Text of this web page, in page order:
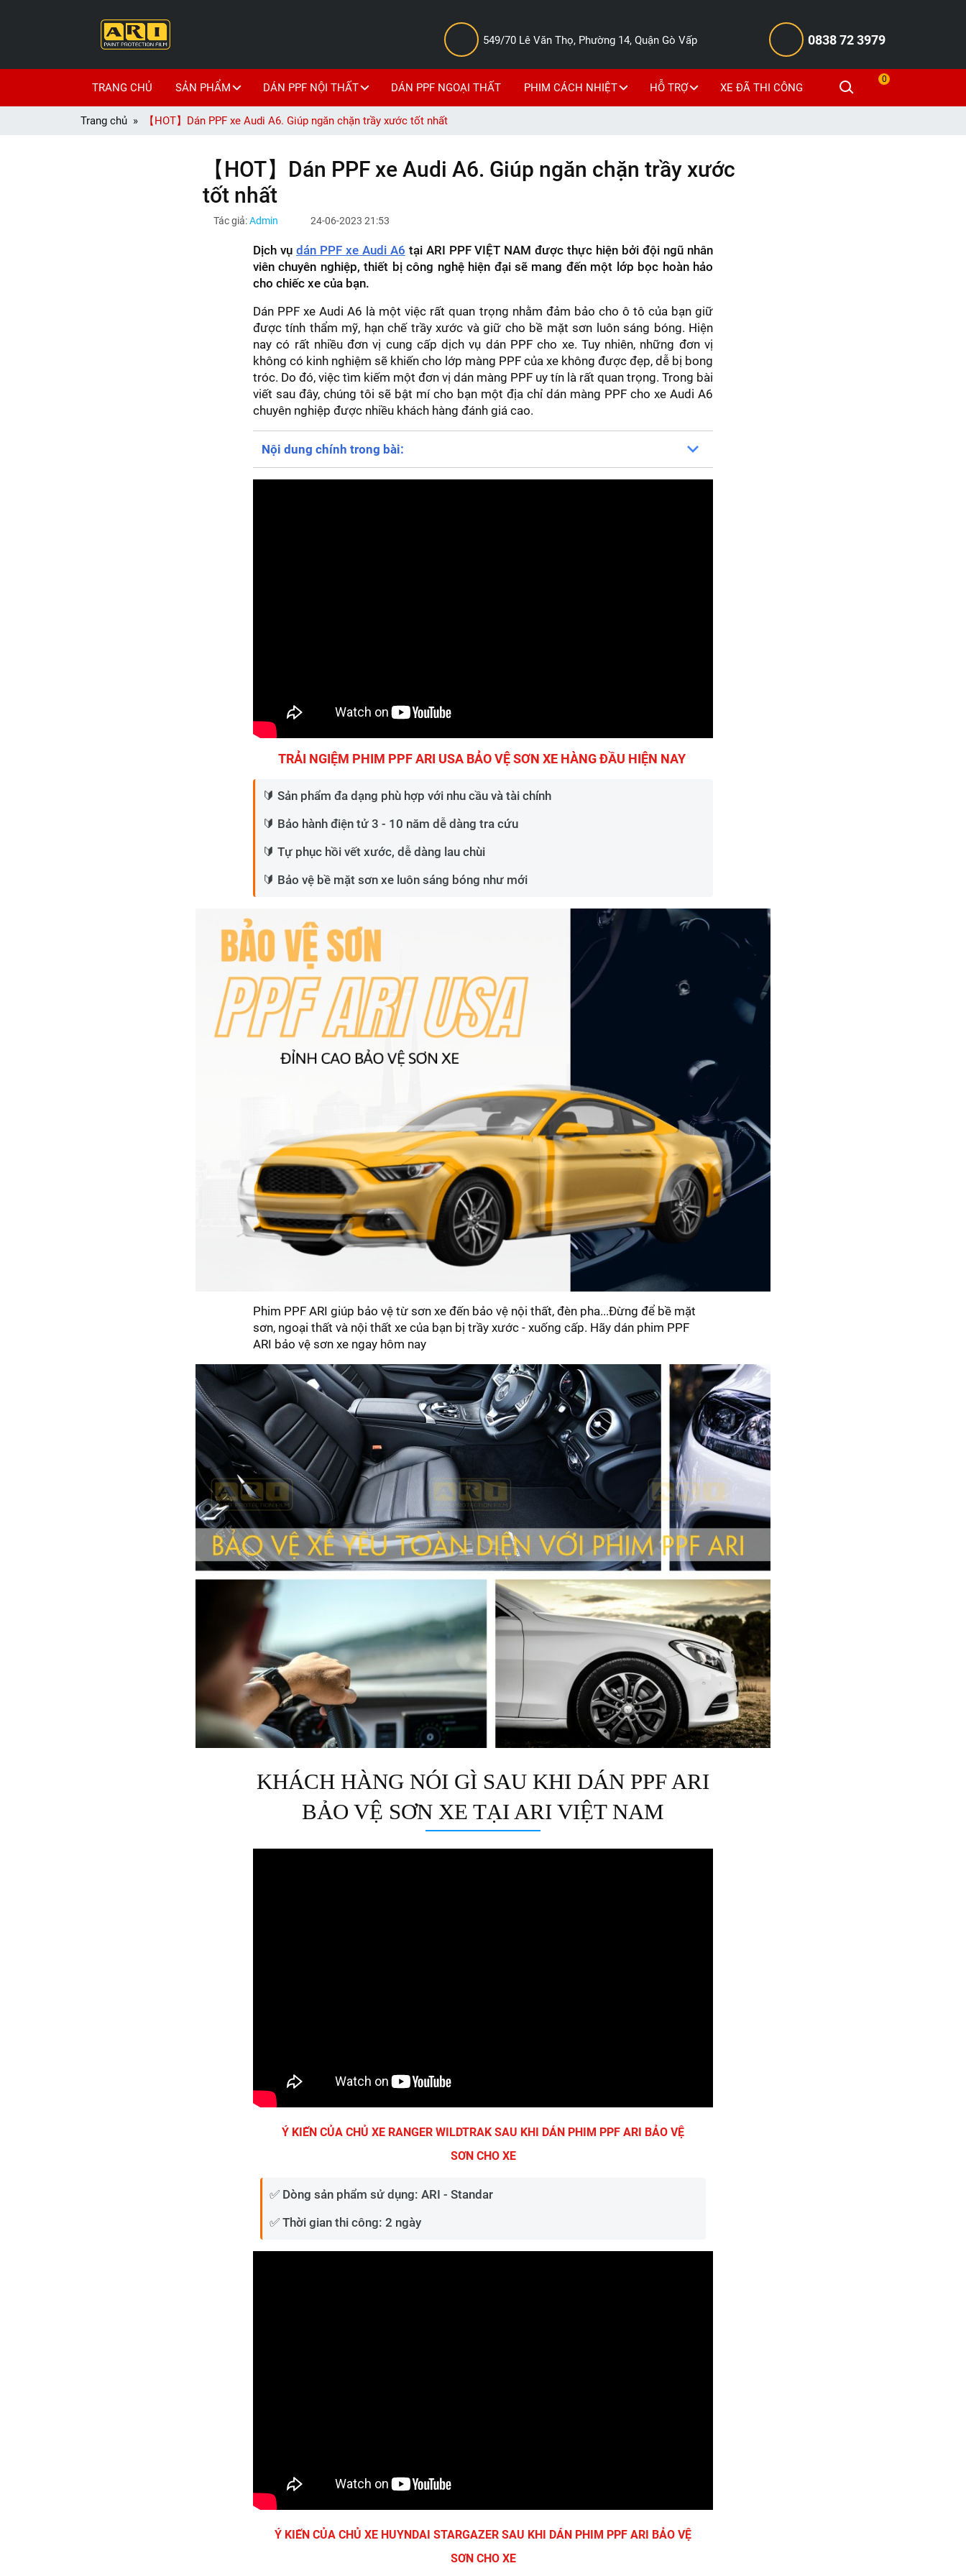
549/70 Lê Văn Thọ, Phường 14, Quận Gò Vấp 0838 72 3979
TRANG CHỦ SẢN PHẨM DÁN PPF NỘI THẤT DÁN PPF NGOẠI THẤT PHIM CÁCH NHIỆT HỖ TRỢ XE ĐÃ THI CÔNG
0
Trang chủ 【HOT】Dán PPF xe Audi A6. Giúp ngăn chặn trầy xước tốt nhất
【HOT】Dán PPF xe Audi A6. Giúp ngăn chặn trầy xước
tốt nhất
Tác giả:Admin 24-06-2023 21:53
Dịch vụ dán PPF xe Audi A6 tại ARI PPF VIỆT NAM được thực hiện bởi đội ngũ nhân
viên chuyên nghiệp, thiết bị công nghệ hiện đại sẽ mang đến một lớp bọc hoàn hảo
cho chiếc xe của bạn.
Dán PPF xe Audi A6 là một việc rất quan trọng nhằm đảm bảo cho ô tô của bạn giữ
được tính thẩm mỹ, hạn chế trầy xước và giữ cho bề mặt sơn luôn sáng bóng. Hiện
nay có rất nhiều đơn vị cung cấp dịch vụ dán PPF cho xe. Tuy nhiên, những đơn vị
không có kinh nghiệm sẽ khiến cho lớp màng PPF của xe không được đẹp, dễ bị bong
tróc. Do đó, việc tìm kiếm một đơn vị dán màng PPF uy tín là rất quan trọng. Trong bài
viết sau đây, chúng tôi sẽ bật mí cho bạn một địa chỉ dán màng PPF cho xe Audi A6
chuyên nghiệp được nhiều khách hàng đánh giá cao.
Nội dung chính trong bài:
TRẢI NGIỆM PHIM PPF ARI USA BẢO VỆ SƠN XE HÀNG ĐẦU HIỆN NAY
🔰 Sản phẩm đa dạng phù hợp với nhu cầu và tài chính
🔰 Bảo hành điện tử 3 - 10 năm dễ dàng tra cứu
🔰 Tự phục hồi vết xước, dễ dàng lau chùi
🔰 Bảo vệ bề mặt sơn xe luôn sáng bóng như mới
Phim PPF ARI giúp bảo vệ từ sơn xe đến bảo vệ nội thất, đèn pha...Đừng để bề mặt
sơn, ngoại thất và nội thất xe của bạn bị trầy xước - xuống cấp. Hãy dán phim PPF
ARI bảo vệ sơn xe ngay hôm nay
KHÁCH HÀNG NÓI GÌ SAU KHI DÁN PPF ARI
BẢO VỆ SƠN XE TẠI ARI VIỆT NAM
Ý KIẾN CỦA CHỦ XE RANGER WILDTRAK SAU KHI DÁN PHIM PPF ARI BẢO VỆ
SƠN CHO XE
✅ Dòng sản phẩm sử dụng: ARI - Standar
✅ Thời gian thi công: 2 ngày
Ý KIẾN CỦA CHỦ XE HUYNDAI STARGAZER SAU KHI DÁN PHIM PPF ARI BẢO VỆ
SƠN CHO XE